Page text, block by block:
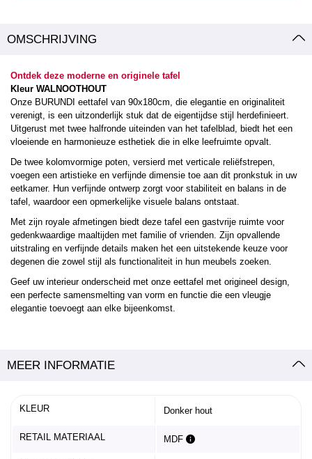
OMSCHRIJVING
Ontdek deze moderne en originele tafel
Kleur WALNOOTHOUT
Onze BURUNDI eettafel van 90x180cm, die elegantie en originaliteit
verenigt, is een uitzonderlijk stuk dat de eigentijdse stijl herdefinieert.
Uitgerust met twee halfronde uiteinden van het tafelblad, biedt het een
vloeiende en harmonieuze esthetiek die in elke leefruimte opvalt.
De twee kolomvormige poten, versierd met verticale reliëfstrepen,
voegen een artistieke en verfijnde dimensie toe aan dit pronkstuk in uw
eetkamer. Hun verfijnde ontwerp zorgt voor stabiliteit en balans in de
tafel, waardoor een opmerkelijke visuele balans ontstaat.
Met zijn royale afmetingen biedt deze tafel een gastvrije ruimte voor
gedenkwaardige maaltijden met familie of vrienden. Zijn opvallende
uitstraling en verfijnde details maken het een uitstekende keuze voor
degenen die zowel stijl als functionaliteit in hun meubels zoeken.
Geef uw interieur onderscheid met onze eettafel met origineel design,
een perfecte samensmelting van vorm en functie die een vleugje
elegantie toevoegt aan elke bijeenkomst.
MEER INFORMATIE
KLEUR Donker hout
RETAIL MATERIAAL MDF